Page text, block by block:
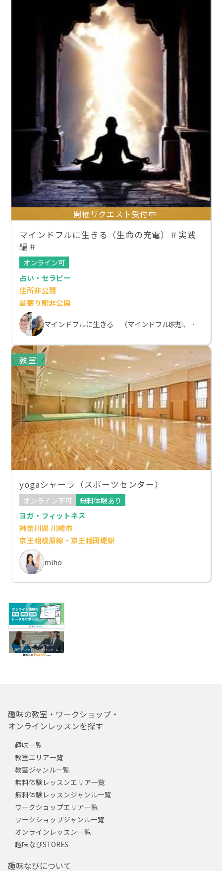
開催リクエスト受付中
マインドフルに生きる（生命の充電）＃実践
編＃
オンライン可
占い・セラピー
住所非公開
最寄り駅非公開
マインドフルに生きる （マインドフル瞑想、ビッパサナ瞑想、insight meditation)
教室
yogaシャーラ（スポーツセンター）
オンライン不可
無料体験あり
ヨガ・フィットネス
神奈川県 川崎市
京王相模原線・京王稲田堤駅
miho
趣味の教室・ワークショップ・
オンラインレッスンを探す
趣味一覧
教室エリア一覧
教室ジャンル一覧
無料体験レッスンエリア一覧
無料体験レッスンジャンル一覧
ワークショップエリア一覧
ワークショップジャンル一覧
オンラインレッスン一覧
趣味なびSTORES
趣味なびについて